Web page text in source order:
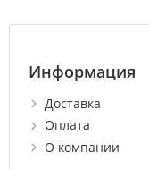
Информация
Доставка
Оплата
О компании